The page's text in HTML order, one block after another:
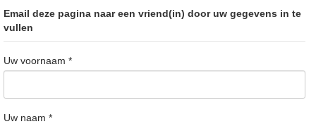
Email deze pagina naar een vriend(in) door uw gegevens in te
vullen
Uw voornaam *
Uw naam *